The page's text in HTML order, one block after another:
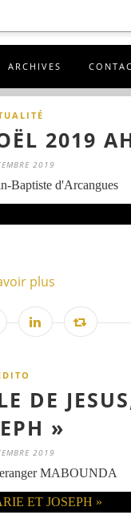
ARCHIVES
2019
2019
Baptiste d'Arcangues
plus
DE
»
2019
MABOUNDA